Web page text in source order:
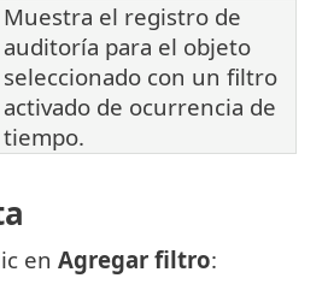
Muestra el registro de
auditoría para el objeto
seleccionado con un filtro
activado de ocurrencia de
tiempo.
en Agregar filtro: